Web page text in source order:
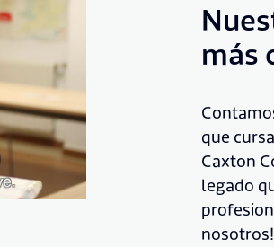
más
que
Caxton
legado
nosotros!